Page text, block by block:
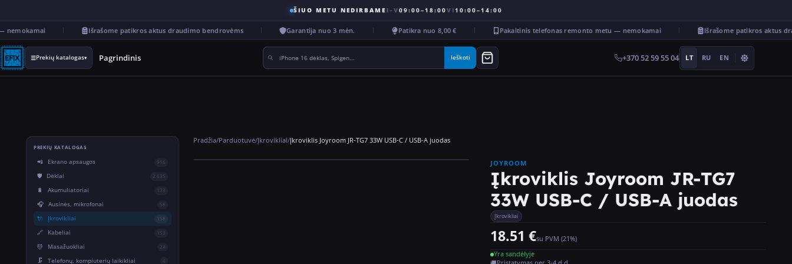
ŠIUO METU NEDIRBAME I–V09:00–18:00VI10:00–14:00
Išrašome patikros aktus draudimo bendrovėms Garantija nuo 3 mėn. Patikra nuo 8,00 € Pakaitinis telefonas remonto metu — nemokamai Išrašome patikros aktus
☰Prekių katalogas▾ Pagrindinis Ieškoti +370 52 59 55 04 LT RU EN
PREKIŲ KATALOGAS
📲 Ekrano apsaugos 916
🛡️ Dėklai 2 635
🔋 Akumuliatoriai 173
🎧 Ausinės, mikrofonai 58
🔌 Įkrovikliai 158
🔗 Kabeliai 153
💆 Masažuokliai 24
🗜️ Telefonų, kompiuterių laikikliai 4
Pradžia/Parduotuvė/Įkrovikliai/Įkroviklis Joyroom JR-TG7 33W USB-C / USB-A juodas
JOYROOM
Įkroviklis Joyroom JR-TG7
33W USB-C / USB-A juodas
Įkrovikliai
18.51 €su PVM (21%)
Yra sandėlyje